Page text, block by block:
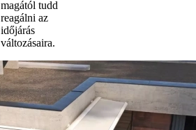
magától tudd
reagálni az
időjárás
változásaira.